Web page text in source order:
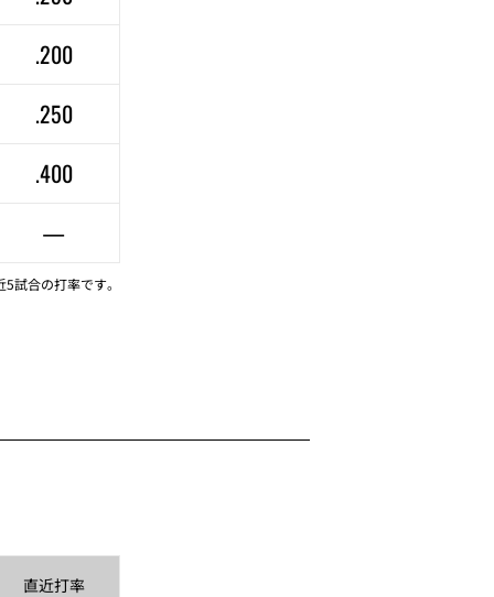
.200
.250
.400
—
試合の打率です。
直近打率